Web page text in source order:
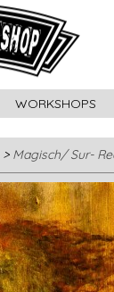
WORKSHOPS
> Magisch/ Sur-